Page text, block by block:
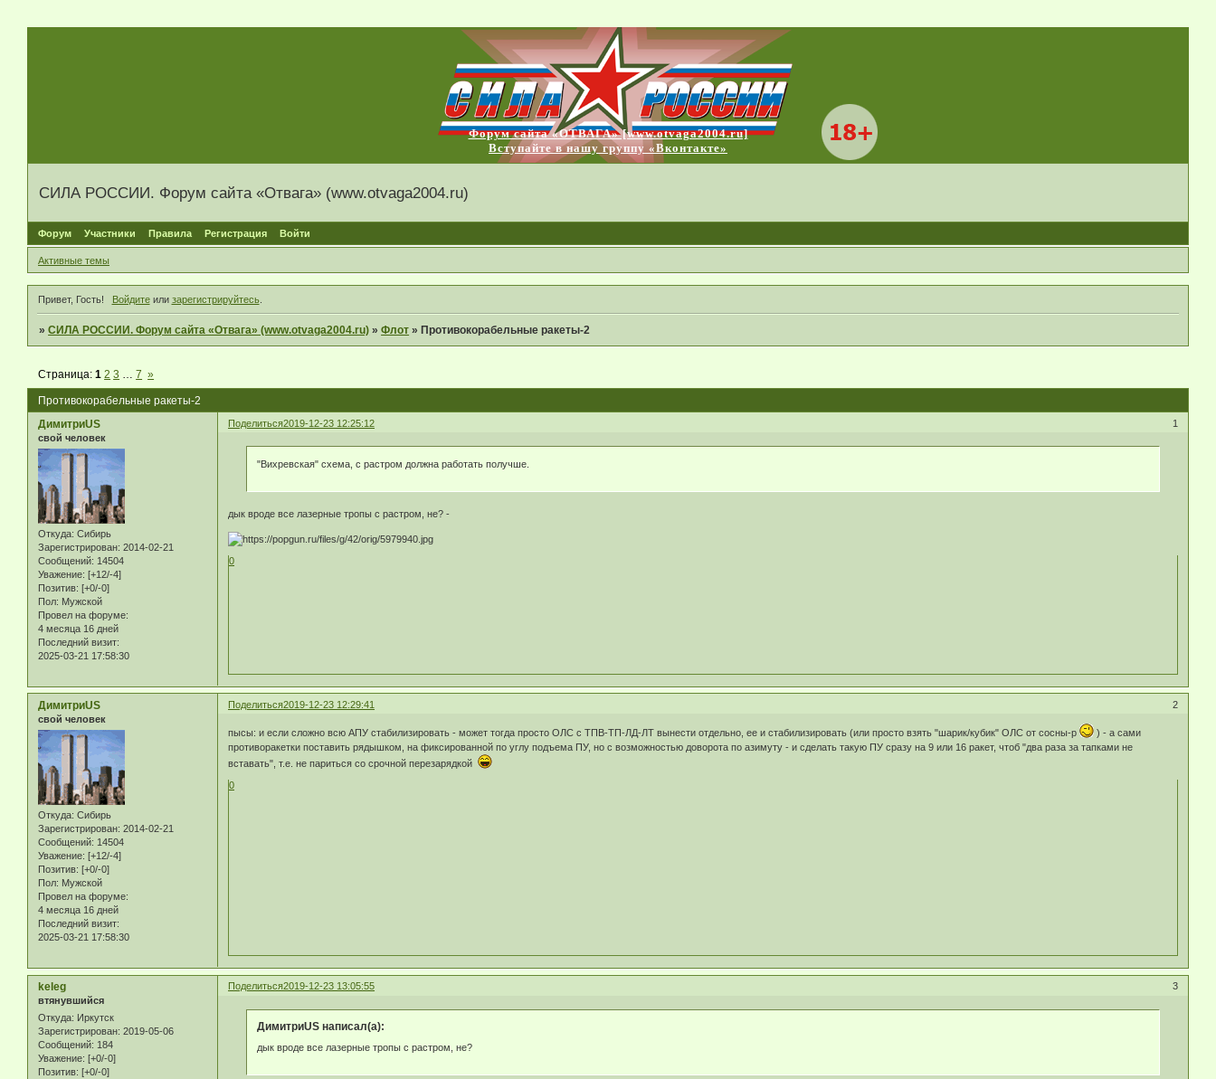
Форум сайта «ОТВАГА» [www.otvaga2004.ru]
Вступайте в нашу группу «Вконтакте»
СИЛА РОССИИ. Форум сайта «Отвага» (www.otvaga2004.ru)
Форум Участники Правила Регистрация Войти
Активные темы
Привет, Гость! Войдитеили зарегистрируйтесь.
»СИЛА РОССИИ. Форум сайта «Отвага» (www.otvaga2004.ru) »Флот » Противокорабельные ракеты-2
Противокорабельные ракеты-2
Страница:1 2 3 7 »
Поделиться 1
2019-12-23 12:25:12
ДимитриUS
свой человек
Откуда: Сибирь
Зарегистрирован: 2014-02-21
Сообщений: 14504
Уважение: [+12/-4]
Позитив: [+0/-0]
Пол: Мужской
Провел на форуме:
4 месяца 16 дней
Последний визит:
2025-03-21 17:58:30
"Вихревская" схема, с растром должна работать получше.
дык вроде все лазерные тропы с растром, не? -
0
Поделиться 2
2019-12-23 12:29:41
ДимитриUS
свой человек
Откуда: Сибирь
Зарегистрирован: 2014-02-21
Сообщений: 14504
Уважение: [+12/-4]
Позитив: [+0/-0]
Пол: Мужской
Провел на форуме:
4 месяца 16 дней
Последний визит:
2025-03-21 17:58:30
пысы: и если сложно всю АПУ стабилизировать - может тогда просто ОЛС с ТПВ-ТП-ЛД-ЛТ вынести отдельно, ее и стабилизировать (или просто взять "шарик/кубик" ОЛС от сосны-р
) - а сами
противоракетки поставить рядышком, на фиксированной по углу подъема ПУ, но с возможностью доворота по азимуту - и сделать такую ПУ сразу на 9 или 16 ракет, чтоб "два раза за тапками не
вставать", т.е. не париться со срочной перезарядкой
0
Поделиться 3
2019-12-23 13:05:55
keleg
втянувшийся
Откуда: Иркутск
Зарегистрирован: 2019-05-06
Сообщений: 184
Уважение: [+0/-0]
Позитив: [+0/-0]
ДимитриUS написал(а):
дык вроде все лазерные тропы с растром, не?